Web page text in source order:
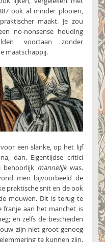
ook al minder plooien,
maakt. Je zou
no-nonsense houding
voortaan zonder
maatschappij.
een slanke, op het lijf
dan. Eigentijdse critici
behoorlijk mannelijkwas.
men bijvoorbeeld de
praktische snit en de ook
mouwen. Dit is terug te
franje aan het manchet is
en zelfs de bescheiden
zijn niet groot genoeg
te kunnen zijn.